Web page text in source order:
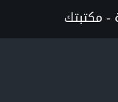
- مكتبتك